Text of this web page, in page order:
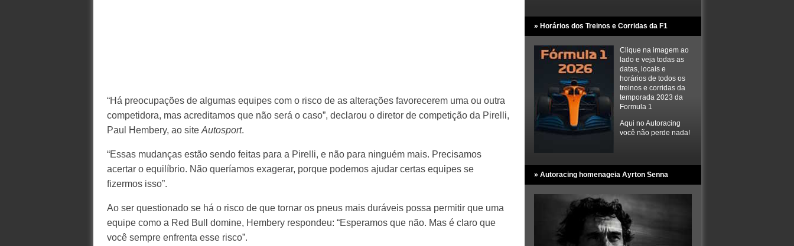
“Há preocupações de algumas equipes com o risco de as alterações favorecerem uma ou outra
competidora, mas acreditamos que não será o caso”, declarou o diretor de competição da Pirelli,
Paul Hembery, ao site Autosport.
“Essas mudanças estão sendo feitas para a Pirelli, e não para ninguém mais. Precisamos
acertar o equilíbrio. Não queríamos exagerar, porque podemos ajudar certas equipes se
fizermos isso”.
Ao ser questionado se há o risco de que tornar os pneus mais duráveis possa permitir que uma
equipe como a Red Bull domine, Hembery respondeu: “Esperamos que não. Mas é claro que
você sempre enfrenta esse risco”.
» Horários dos Treinos e Corridas da F1
Clique na imagem ao
lado e veja todas as
datas, locais e
horários de todos os
treinos e corridas da
temporada 2023 da
Formula 1
Aqui no Autoracing
você não perde nada!
» Autoracing homenageia Ayrton Senna